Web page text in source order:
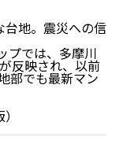
地。震災への信
プでは、多摩川
反映され、以前
部でも最新マン
鉄板資産」と
こだわり5項目）